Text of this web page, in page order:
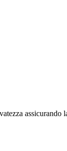
assicurando